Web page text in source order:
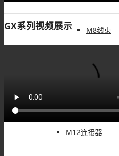
M8线束
M8配件
M12连接器
GX系列视频展示